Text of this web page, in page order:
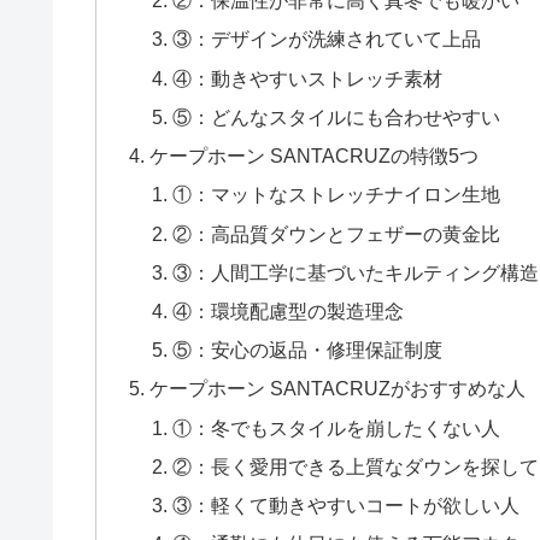
③：デザインが洗練されていて上品
④：動きやすいストレッチ素材
⑤：どんなスタイルにも合わせやすい
ケープホーン SANTACRUZの特徴5つ
①：マットなストレッチナイロン生地
②：高品質ダウンとフェザーの黄金比
③：人間工学に基づいたキルティング構造
④：環境配慮型の製造理念
⑤：安心の返品・修理保証制度
ケープホーン SANTACRUZがおすすめな人
①：冬でもスタイルを崩したくない人
②：長く愛用できる上質なダウンを探し
③：軽くて動きやすいコートが欲しい人